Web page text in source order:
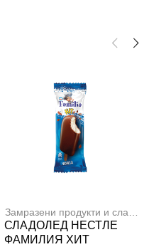
Сладоледи
СЛАДОЛЕД НЕСТЛЕ
ФАМИЛИЯ ХИТ